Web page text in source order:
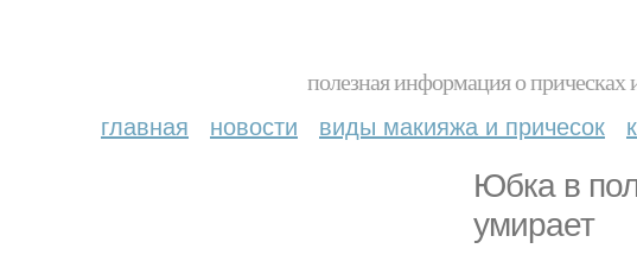
полезная информация о прическах
главная новости виды макияжа и причесок
Юбка в
умирает